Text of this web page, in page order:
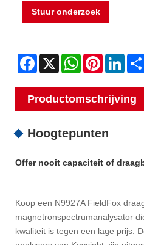
Stuur onderzoek
Facebook
X WhatsAppPinterest
Productomschrijving
Hoogtepunten
Offer nooit capaciteit of
Koop een N9927A FieldFox
magnetronspectrumanalysator
kwaliteit is tegen een lage prijs.